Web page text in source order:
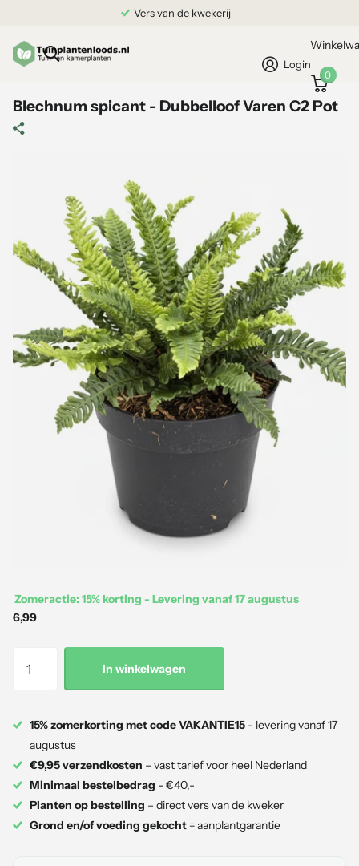
Vers van de kwekerij
Login
0
Blechnum spicant - Dubbelloof Varen C2 Pot
Zomeractie: 15% korting - Levering vanaf 17 augustus
6,99
In winkelwagen
15% zomerkorting met code VAKANTIE15 - levering vanaf 17
augustus
€9,95 verzendkosten – vast tarief voor heel Nederland
Minimaal bestelbedrag - €40,-
Planten op bestelling – direct vers van de kweker
Grond en/of voeding gekocht= aanplantgarantie